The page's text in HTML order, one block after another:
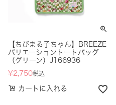
【ちびまる子ちゃん】BREEZE
バリエーショントートバッグ
（グリーン）J166936
¥2,750税込
カートに入れる